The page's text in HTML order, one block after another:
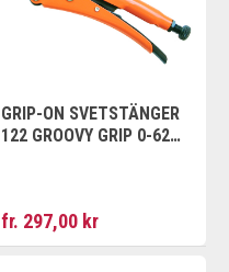
GRIP-ON SVETSTÄNGER
122 GROOVY GRIP 0-62
fr. 297,00 kr